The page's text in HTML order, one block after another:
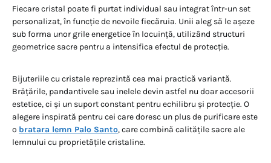
Fiecare cristal poate fi purtat individual sau integrat într-un set
personalizat, în funcție de nevoile fiecăruia. Unii aleg să le așeze
sub forma unor grile energetice în locuință, utilizând structuri
geometrice sacre pentru a intensifica efectul de protecție.
Bijuteriile cu cristale reprezintă cea mai practică variantă.
Brățările, pandantivele sau inelele devin astfel nu doar accesorii
estetice, ci și un suport constant pentru echilibru și protecție. O
alegere inspirată pentru cei care doresc un plus de purificare este
o bratara lemn Palo Santo, care combină calitățile sacre ale
lemnului cu proprietățile cristaline.